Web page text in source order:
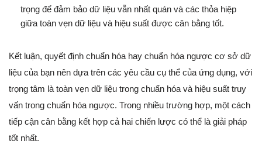
trọng để đảm bảo dữ liệu vẫn nhất quán và các thỏa hiệp
giữa toàn vẹn dữ liệu và hiệu suất được cân bằng tốt.
Kết luận, quyết định chuẩn hóa hay chuẩn hóa ngược cơ sở dữ
liệu của bạn nên dựa trên các yêu cầu cụ thể của ứng dụng, với
trọng tâm là toàn vẹn dữ liệu trong chuẩn hóa và hiệu suất truy
vấn trong chuẩn hóa ngược. Trong nhiều trường hợp, một cách
tiếp cận cân bằng kết hợp cả hai chiến lược có thể là giải pháp
tốt nhất.